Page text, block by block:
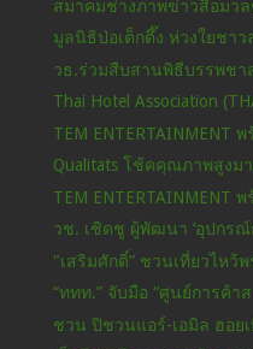
สมาคมช่างภาพข่าวสื่อมว
มูลนิธิป่อเต็กตึ๊ง ห่วงใยชา
วธ.ร่วมสืบสานพิธีบรรพชา
Thai Hotel Association
TEM ENTERTAINMENT
Qualitats โช้คคุณภาพสูงม
TEM ENTERTAINMENT
วช. เชิดชู ผู้พัฒนา ‘อุปกรณ์
"เสริมศักดิ์” ชวนเที่ยวไหว้
“ททท.” จับมือ “ศูนย์การค้า
ชวน ปิชวนแอร์-เอมิล ฮอย